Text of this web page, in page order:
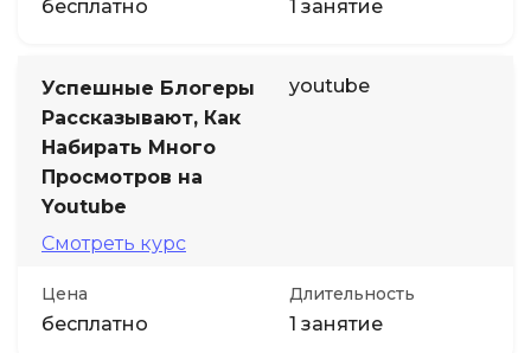
бесплатно 1 занятие
Успешные Блогеры
Рассказывают, Как
Набирать Много
Просмотров на
Youtube
Смотреть курс
youtube
Цена
бесплатно
Длительность
1 занятие